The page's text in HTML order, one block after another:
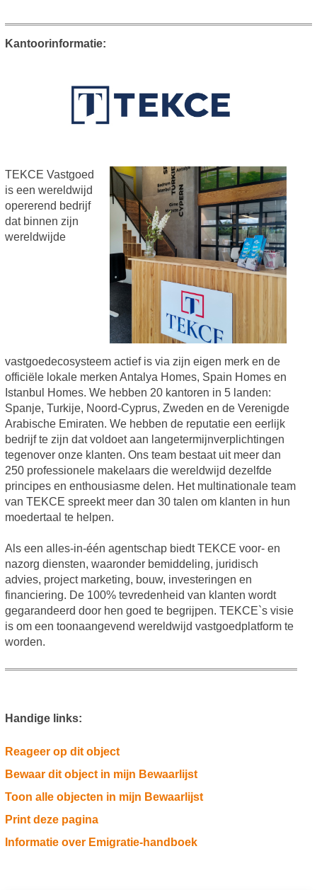
Kantoorinformatie:
TEKCE Vastgoed
is een wereldwijd
opererend bedrijf
dat binnen zijn
wereldwijde
vastgoedecosysteem actief is via zijn eigen merk en de
officiële lokale merken Antalya Homes, Spain Homes en
Istanbul Homes. We hebben 20 kantoren in 5 landen:
Spanje, Turkije, Noord-Cyprus, Zweden en de Verenigde
Arabische Emiraten. We hebben de reputatie een eerlijk
bedrijf te zijn dat voldoet aan langetermijnverplichtingen
tegenover onze klanten. Ons team bestaat uit meer dan
250 professionele makelaars die wereldwijd dezelfde
principes en enthousiasme delen. Het multinationale team
van TEKCE spreekt meer dan 30 talen om klanten in hun
moedertaal te helpen.
Als een alles-in-één agentschap biedt TEKCE voor- en
nazorg diensten, waaronder bemiddeling, juridisch
advies, project marketing, bouw, investeringen en
financiering. De 100% tevredenheid van klanten wordt
gegarandeerd door hen goed te begrijpen. TEKCE`s visie
is om een toonaangevend wereldwijd vastgoedplatform te
worden.
Handige links:
Reageer op dit object
Bewaar dit object in mijn Bewaarlijst
Toon alle objecten in mijn Bewaarlijst
Print deze pagina
Informatie over Emigratie-handboek